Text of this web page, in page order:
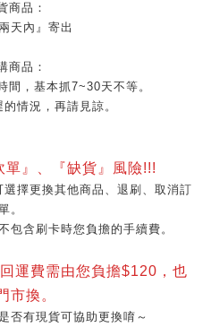
商品：
天內』寄出
商品：
間，基本抓7~30天不等。
情況，再請見諒。
』 、『缺貨』風險!!!
擇更換其他商品、退刷、取消訂
。
包含刷卡時您負擔的手續費。
運費需由您負擔$120，也
市換。
否有現貨可協助更換唷～